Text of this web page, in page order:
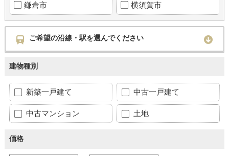
鎌倉市 横須賀市
ご希望の沿線・駅を選んでください
建物種別
新築一戸建て 中古一戸建て
中古マンション 土地
価格